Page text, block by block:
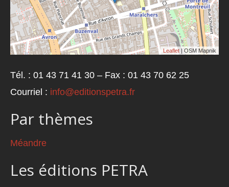
Leaflet | OSM Mapnik
Tél. : 01 43 71 41 30 – Fax : 01 43 70 62 25
Courriel : info@editionspetra.fr
Par thèmes
Méandre
Les éditions PETRA